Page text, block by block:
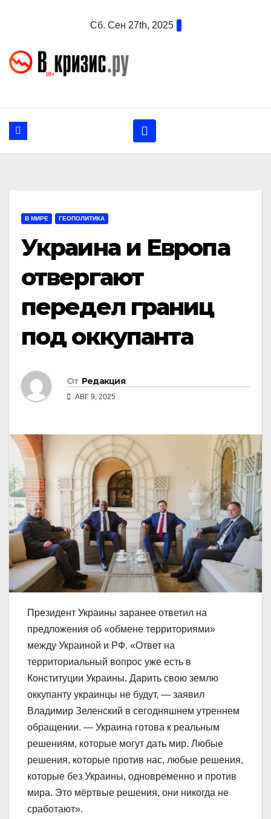
Сб. Сен 27th, 2025
В МИРЕ ГЕОПОЛИТИКА
Украина и Европа
отвергают
передел границ
под оккупанта
От Редакция
АВГ 9, 2025
Президент Украины заранее ответил на
предложения об «обмене территориями»
между Украиной и РФ. «Ответ на
территориальный вопрос уже есть в
Конституции Украины. Дарить свою землю
оккупанту украинцы не будут, — заявил
Владимир Зеленский в сегодняшнем утреннем
обращении. — Украина готова к реальным
решениям, которые могут дать мир. Любые
решения, которые против нас, любые решения,
которые без Украины, одновременно и против
мира. Это мёртвые решения, они никогда не
сработают».